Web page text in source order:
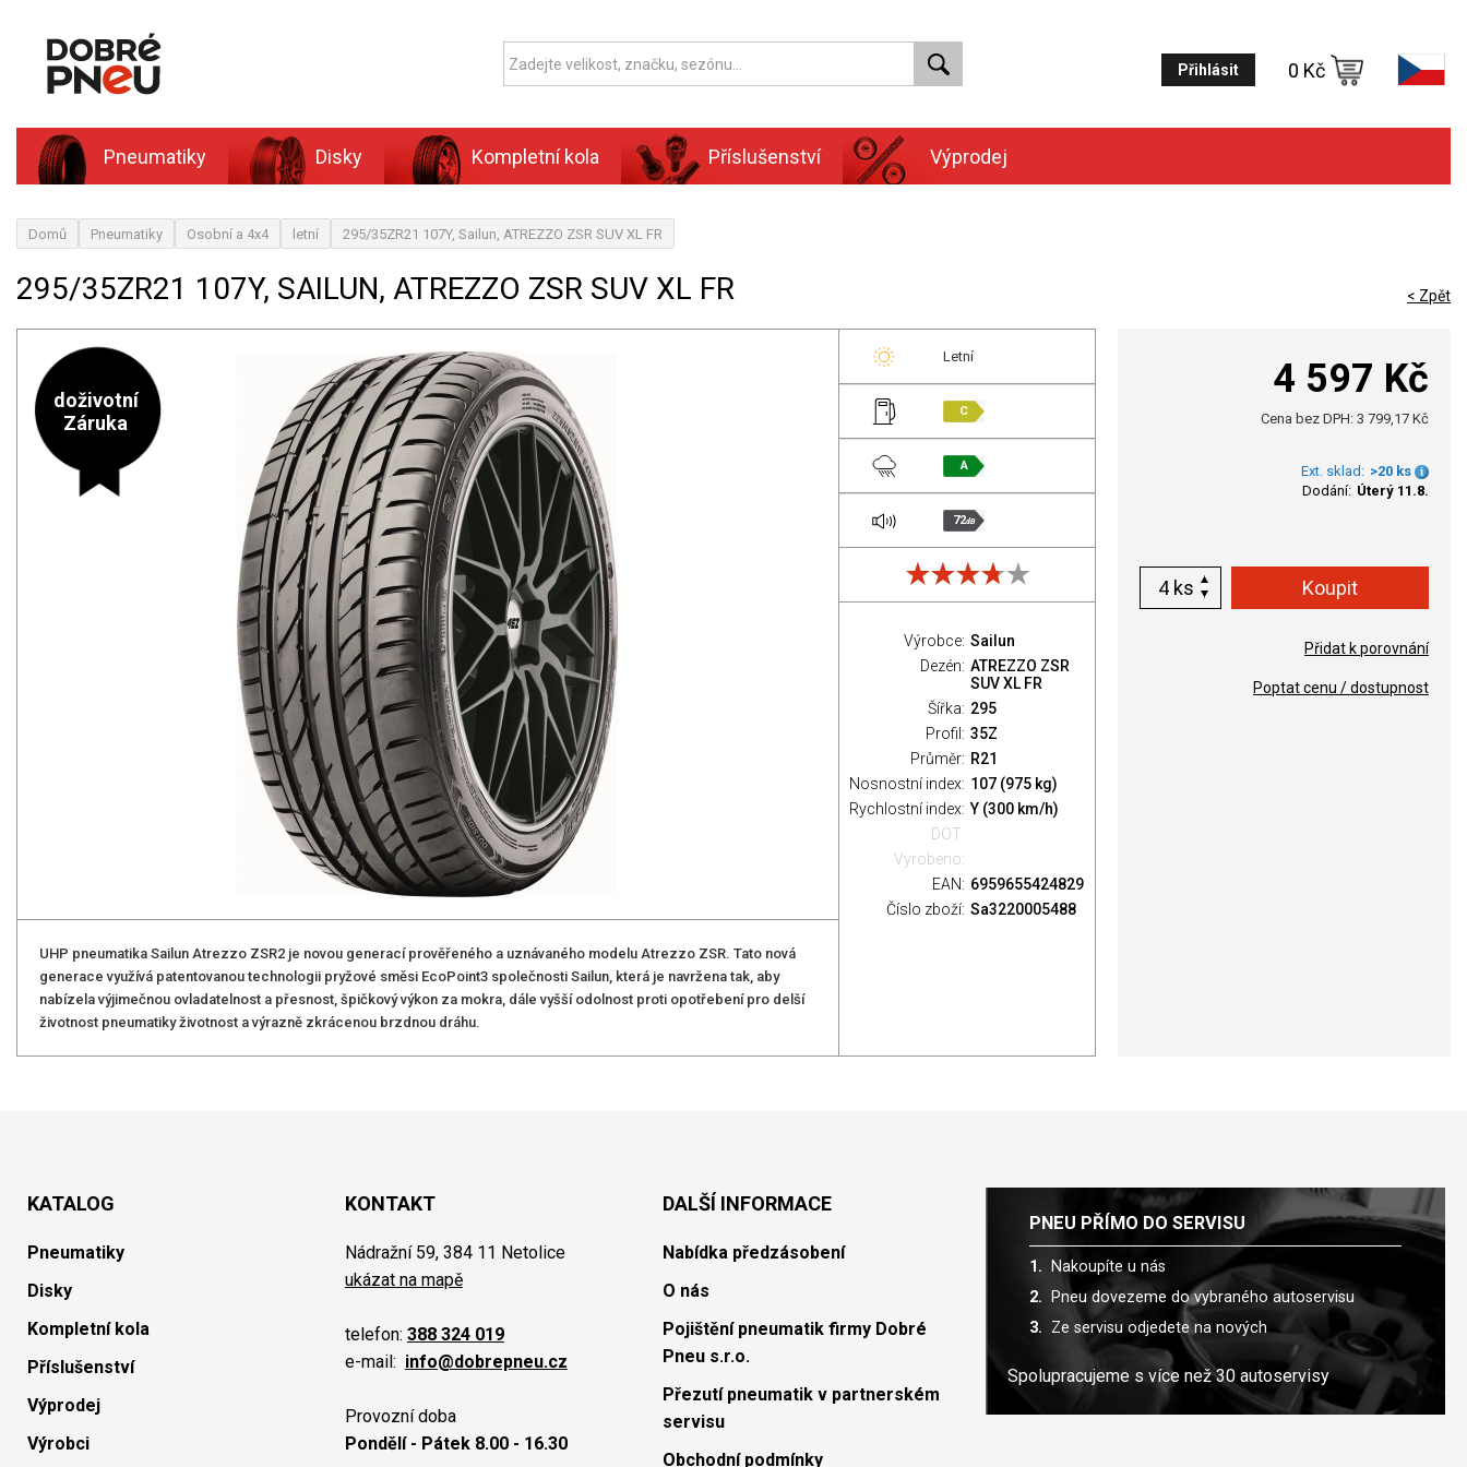
Přihlásit 0 Kč
Pneumatiky Disky Kompletní kola Příslušenství Výprodej
Domů Pneumatiky Osobní a 4x4 letní 295/35ZR21 107Y, Sailun, ATREZZO ZSR SUV XL FR
295/35ZR21 107Y, SAILUN, ATREZZO ZSR SUV XL FR < Zpět
doživotní
Záruka
UHP pneumatika Sailun Atrezzo ZSR2 je novou generací prověřeného a uznávaného modelu Atrezzo ZSR. Tato nová
generace využívá patentovanou technologii pryžové směsi EcoPoint3 společnosti Sailun, která je navržena tak, aby
nabízela výjimečnou ovladatelnost a přesnost, špičkový výkon za mokra, dále vyšší odolnost proti opotřebení pro delší
životnost pneumatiky životnost a výrazně zkrácenou brzdnou dráhu.
Letní
C
A
72dB
Výrobce: Sailun
Dezén: ATREZZO ZSR
SUV XL FR
Šířka: 295
Profil: 35Z
Průměr: R21
Nosnostní index: 107 (975 kg)
Rychlostní index: Y (300 km/h)
DOT:
Vyrobeno:
EAN: 6959655424829
Číslo zboží: Sa3220005488
4 597 Kč
Cena bez DPH: 3 799,17 Kč
Ext. sklad: >20 ks
Dodání: Úterý 11.8.
ks
Přidat k porovnání
Poptat cenu / dostupnost
KATALOG
Pneumatiky
Disky
Kompletní kola
Příslušenství
Výprodej
Výrobci
KONTAKT
Nádražní 59, 384 11 Netolice
ukázat na mapě
telefon: 388 324 019
e-mail: info@dobrepneu.cz
Provozní doba
Pondělí - Pátek 8.00 - 16.30
DALŠÍ INFORMACE
Nabídka předzásobení
O nás
Pojištění pneumatik firmy Dobré
Pneu s.r.o.
Přezutí pneumatik v partnerském
servisu
Obchodní podmínky
PNEU PŘÍMO DO SERVISU
Nakoupíte u nás
Pneu dovezeme do vybraného autoservisu
Ze servisu odjedete na nových
Spolupracujeme s více než 30 autoservisy